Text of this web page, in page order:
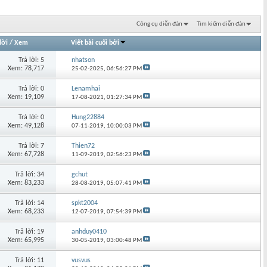
Công cụ diễn đàn Tìm kiếm diễn đàn
/ Xem Viết bài cuối bởi
Trả lời: 5
Xem: 78,717
nhatson
25-02-2025,06:56:27 PM
Trả lời: 0
Xem: 19,109
Lenamhai
17-08-2021,01:27:34 PM
Trả lời: 0
Xem: 49,128
Hung22884
07-11-2019, 10:00:03 PM
Trả lời: 7
Xem: 67,728
Thien72
11-09-2019,02:56:23 PM
Trả lời: 34
Xem: 83,233
gchut
28-08-2019,05:07:41 PM
Trả lời: 14
Xem: 68,233
spkt2004
12-07-2019,07:54:39 PM
Trả lời: 19
Xem: 65,995
anhduy0410
30-05-2019,03:00:48 PM
Trả lời: 11
vusvus